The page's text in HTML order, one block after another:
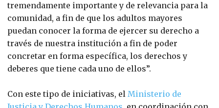
tremendamente importante y de relevancia para la
comunidad, a fin de que los adultos mayores
puedan conocer la forma de ejercer su derecho a
través de nuestra institución a fin de poder
concretar en forma específica, los derechos y
deberes que tiene cada uno de ellos”.
Con este tipo de iniciativas, el Ministerio de